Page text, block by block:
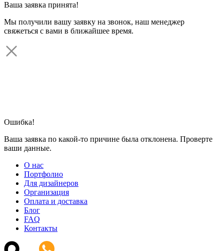
Ваша заявка принята!
Мы получили вашу заявку на звонок, наш менеджер
свяжеться с вами в ближайшее время.
Ошибка!
Ваша заявка по какой-то причине была отклонена. Проверте
ваши данные.
О нас
Портфолио
Для дизайнеров
Организация
Оплата и доставка
Блог
FAQ
Контакты